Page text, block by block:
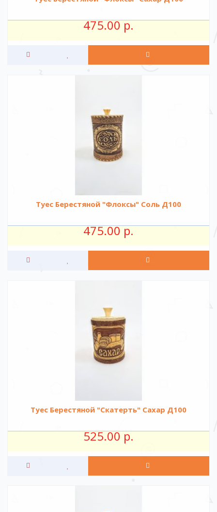
475.00 р.
Туес Берестяной "Флоксы" Соль Д100
475.00 р.
Туес Берестяной "Скатерть" Сахар Д100
525.00 р.